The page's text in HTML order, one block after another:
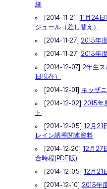
細
[2014-11-21] 11月24
ジュール（差し替え）
[2014-11-27] 2015年
[2014-11-27] 2015年
[2014-12-07] 2年生ス
日現在）
[2014-12-01] キッザ
[2014-12-02] 2015年
ト
[2014-12-05] 12月21
レイン誘導関連資料
[2014-12-20] 12月27
合時程(PDF版)
[2014-12-05] 12月21
[2014-12-10] 2015年